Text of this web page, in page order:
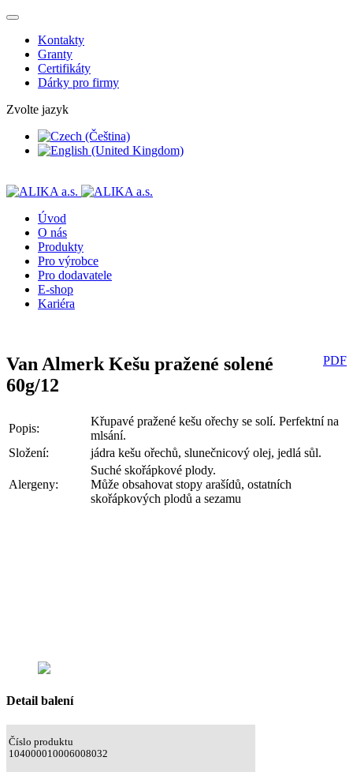
Kontakty
Granty
Certifikáty
Dárky pro firmy
Zvolte jazyk
Úvod
O nás
Produkty
Pro výrobce
Pro dodavatele
E-shop
Kariéra
PDF
Van Almerk Kešu pražené solené
60g/12
Popis:
Křupavé pražené kešu ořechy se solí. Perfektní na
mlsání.
Složení:
jádra kešu ořechů, slunečnicový olej, jedlá sůl.
Alergeny:
Suché skořápkové plody.
Může obsahovat stopy arašídů, ostatních
skořápkových plodů a sezamu
Detail balení
Číslo produktu
104000010006008032